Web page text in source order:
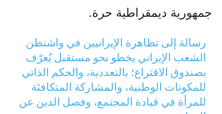
جمهورية ديمقراطية حرة.
رسالة إلى تظاهرة الإيرانيين في واشنطن
الشعب الإيراني يخطو نحو مستقبل يُعرّف
بصندوق الاقتراع؛ بالتعددية، والحكم الذاتي
للمكونات الوطنية، والمشاركة المتكافئة
للمرأة في قيادة المجتمع، وفصل الدين عن